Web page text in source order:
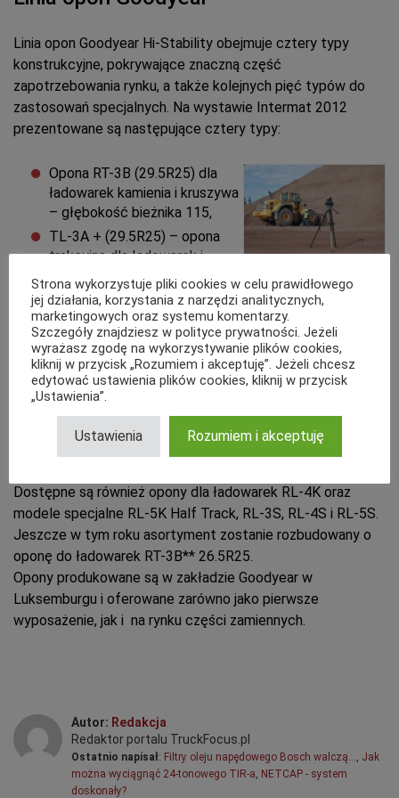
Linia opon Goodyear Hi-Stability obejmuje cztery typy
konstrukcyjne, pokrywające znaczną część
zapotrzebowania rynku, a także kolejnych pięć typów do
zastosowań specjalnych. Na wystawie Intermat 2012
prezentowane są następujące cztery typy:
Opona RT-3B (29.5R25) dla
ładowarek kamienia i kruszywa
– głębokość bieżnika 115,
TL-3A + (29.5R25) – opona
trakcyjna dla ładowarek i
wozideł przegubowych – głębokość bieżnika 125,
GP-4D (875/65R29) dla ładowarek i wozideł
przegubowych – głębokość bieżnika 150,
RL-5K (875/65R33) – dla ładowarek pracujących w
przemyśle, kopalniach podziemnych i odkrywkowych
– głębokość bieżnika 250.
Dostępne są również opony dla ładowarek RL-4K oraz
modele specjalne RL-5K Half Track, RL-3S, RL-4S i RL-5S.
Jeszcze w tym roku asortyment zostanie rozbudowany o
oponę do ładowarek RT-3B** 26.5R25.
Opony produkowane są w zakładzie Goodyear w
Luksemburgu i oferowane zarówno jako pierwsze
wyposażenie, jak i na rynku części zamiennych.
Autor: Redakcja
Redaktor portalu TruckFocus.pl
Ostatnio napisał: Filtry oleju napędowego Bosch walczą…, Jak
można wyciągnąć 24-tonowego TIR-a, NETCAP - system
doskonały?
Strona wykorzystuje pliki cookies w celu prawidłowego
jej działania, korzystania z narzędzi analitycznych,
marketingowych oraz systemu komentarzy.
Szczegóły znajdziesz w polityce prywatności. Jeżeli
wyrażasz zgodę na wykorzystywanie plików cookies,
kliknij w przycisk „Rozumiem i akceptuję”. Jeżeli chcesz
edytować ustawienia plików cookies, kliknij w przycisk
„Ustawienia”.
Ustawienia Rozumiem i akceptuję